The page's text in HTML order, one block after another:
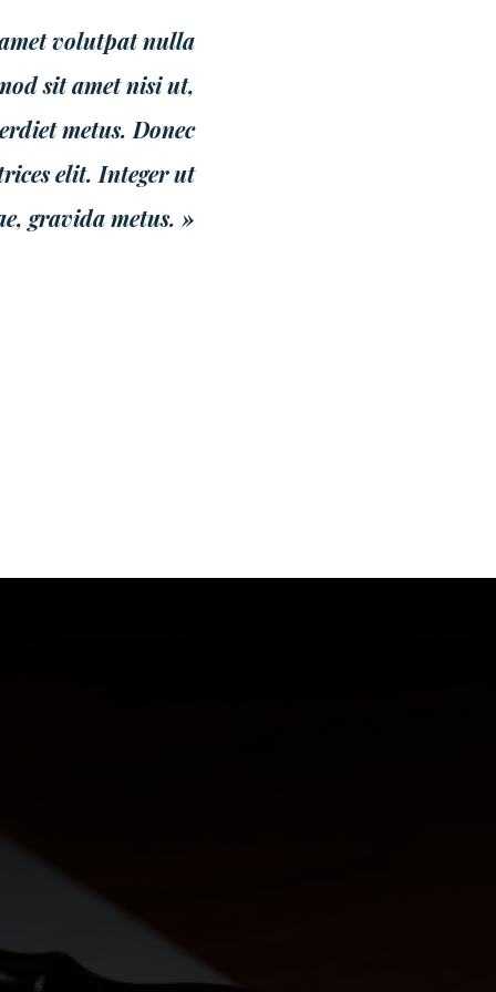
volutpat nulla
sit amet nisi ut,
metus. Donec
elit. Integer ut
gravida metus. »